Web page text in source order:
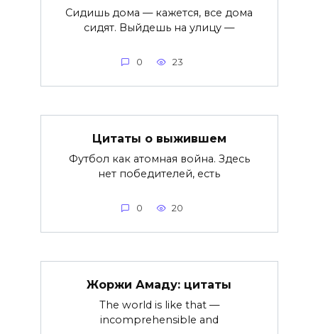
Сидишь дома — кажется, все дома
сидят. Выйдешь на улицу —
0 23
Цитаты о выжившем
Футбол как атомная война. Здесь
нет победителей, есть
0 20
Жоржи Амаду: цитаты
The world is like that —
incomprehensible and